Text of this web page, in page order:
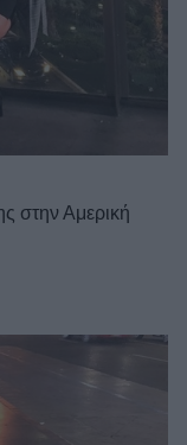
στην Αμερική